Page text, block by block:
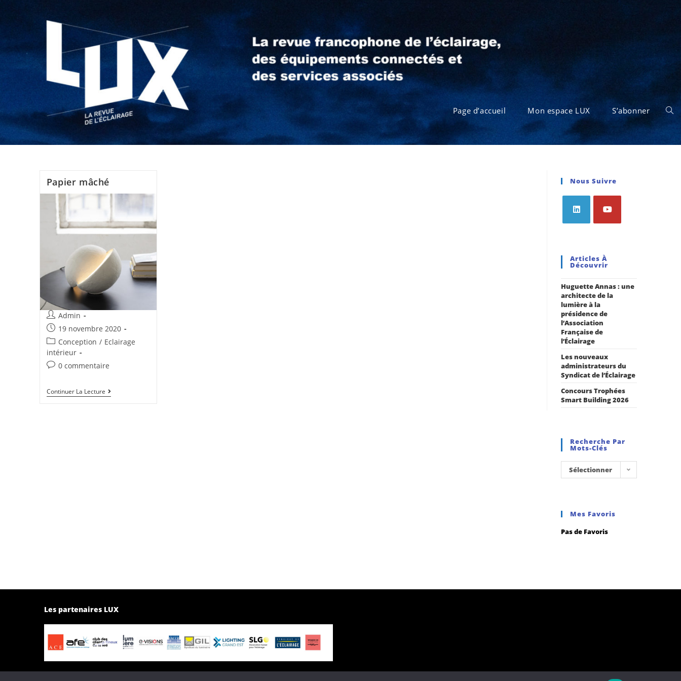
Page d’accueil Mon espace LUX S’abonner
Papier mâché
Admin
19 novembre 2020
Conception / Eclairage
intérieur
0 commentaire
Continuer La Lecture
Nous Suivre
Articles À
Découvrir
Huguette Annas : une
architecte de la
lumière à la
présidence de
l’Association
Française de
l’Éclairage
Les nouveaux
administrateurs du
Syndicat de l’Éclairage
Concours Trophées
Smart Building 2026
Recherche Par
Mots-Clés
Sélectionner
Mes Favoris
Pas de Favoris
Les partenaires LUX